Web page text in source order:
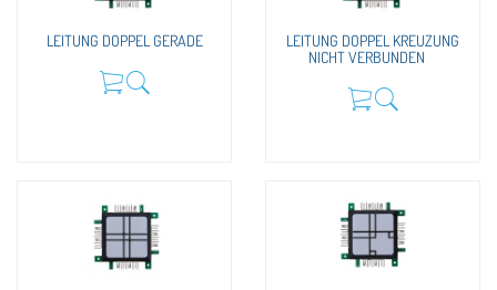
LEITUNG DOPPEL GERADE
LEITUNG DOPPEL KREUZUNG
NICHT VERBUNDEN